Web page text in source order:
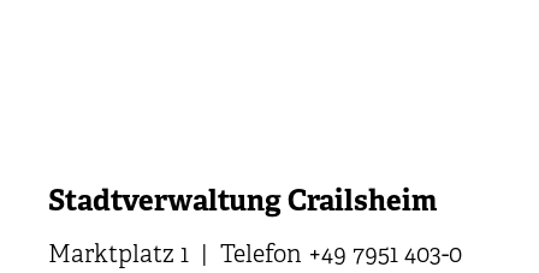
Stadtverwaltung Crailsheim
Marktplatz 1 | Telefon +49 7951 403-0